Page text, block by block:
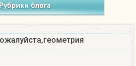
блога